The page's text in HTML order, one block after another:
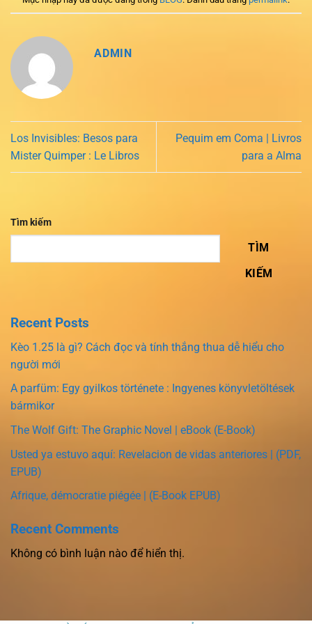
ADMIN
Los Invisibles: Besos para
Mister Quimper : Le Libros
Pequim em Coma | Livros
para a Alma
Tìm kiếm
TÌM
KIẾM
Recent Posts
Kèo 1.25 là gì? Cách đọc và tính thắng thua dễ hiểu cho
người mới
A parfüm: Egy gyilkos története : Ingyenes könyvletöltések
bármikor
The Wolf Gift: The Graphic Novel | eBook (E-Book)
Usted ya estuvo aquí: Revelacion de vidas anteriores | (PDF,
EPUB)
Afrique, démocratie piégée | (E-Book EPUB)
Recent Comments
Không có bình luận nào để hiển thị.